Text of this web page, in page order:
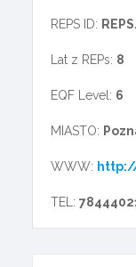
REPS ID:
Lat z REPs: 8
EQF Level: 6
MIASTO:
WWW:
TEL: